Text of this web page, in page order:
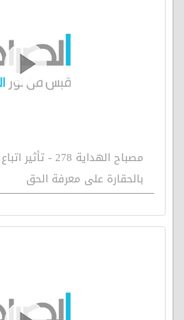
مصباح الهداية 278
بالحقارة على معرفة الحق